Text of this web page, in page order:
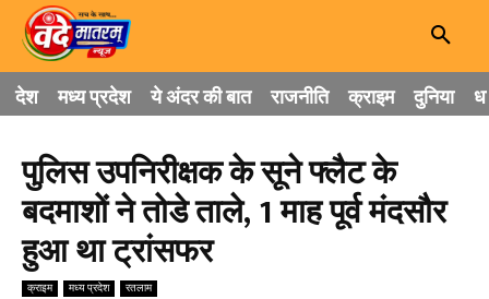
देश मध्य प्रदेश ये अंदर की बात राजनीति क्राइम दुनिया
पुलिस उपनिरीक्षक के सूने फ्लैट के
बदमाशों ने तोडे ताले, 1 माह पूर्व मंदसौर
हुआ था ट्रांसफर
क्राइम मध्य प्रदेश रतलाम